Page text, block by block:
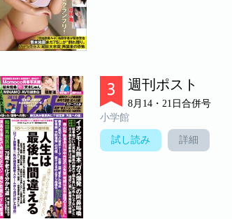
週刊ポスト
8月14・21日合併号
小学館
試し読み 詳細